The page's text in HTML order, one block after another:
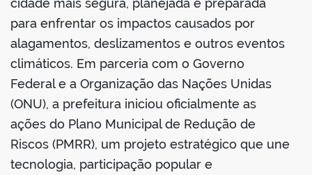
cidade mais segura, planejada e preparada
para enfrentar os impactos causados por
alagamentos, deslizamentos e outros eventos
climáticos. Em parceria com o Governo
Federal e a Organização das Nações Unidas
(ONU), a prefeitura iniciou oficialmente as
ações do Plano Municipal de Redução de
Riscos (PMRR), um projeto estratégico que une
tecnologia, participação popular e